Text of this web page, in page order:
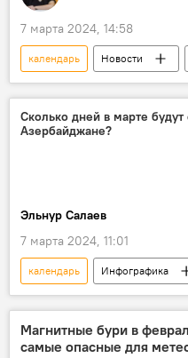
7 марта 2024, 14:58
календарь Новости
Общество
Управление мусульман Кавказа
месяц Рамазан
Сколько дней в марте будут
Азербайджане?
Эльнур Салаев
7 марта 2024, 11:01
календарь
Инфографика
МУЛЬТИМЕДИА
Праздник
Новруз
Выходные
Магнитные бури в
самые опасные для